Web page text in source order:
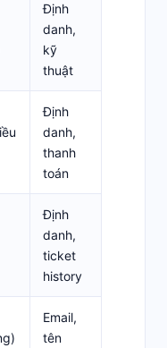
Định
danh,
kỹ
thuật
Định
danh,
thanh
toán
Định
danh,
ticket
history
Email,
tên